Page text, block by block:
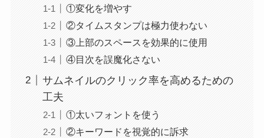
①変化を増やす
②タイムスタンプは極力使わない
③上部のスペースを効果的に使用
④目次を誤魔化さない
サムネイルのクリック率を高めるための
工夫
①太いフォントを使う
②キーワードを視覚的に訴求